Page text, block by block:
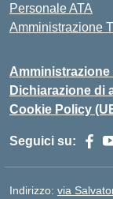
Personale ATA
Amministrazione
Amministrazione
Dichiarazione di
Cookie Policy
Seguici su:
Indirizzo: via